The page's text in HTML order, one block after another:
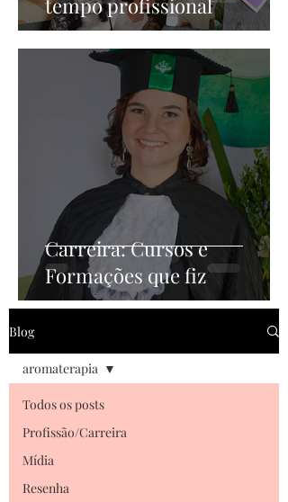
tempo profissional
Carreira: Cursos e
Formações que fiz
Blog
Todos os posts
Profissão/Carreira
Mídia
Resenha
aromaterapia